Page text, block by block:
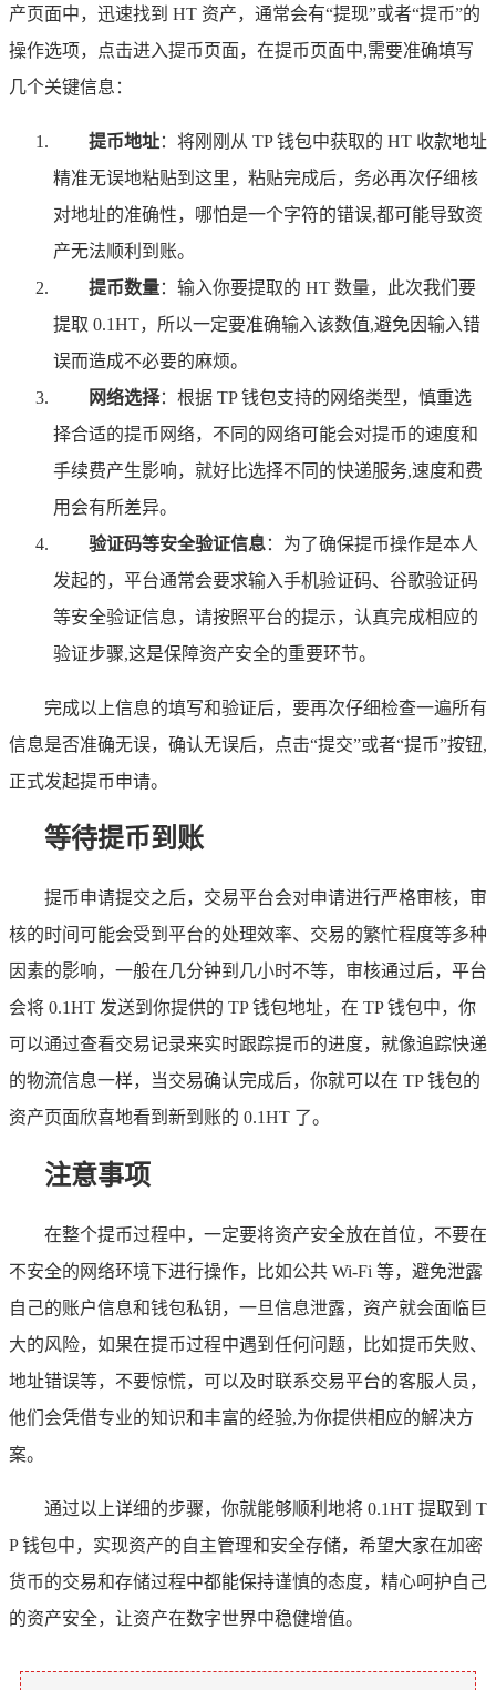
产页面中，迅速找到 HT 资产，通常会有“提现”或者“提币”的
操作选项，点击进入提币页面，在提币页面中,需要准确填写
几个关键信息：
提币地址：将刚刚从 TP 钱包中获取的 HT 收款地址
精准无误地粘贴到这里，粘贴完成后，务必再次仔细核
对地址的准确性，哪怕是一个字符的错误,都可能导致资
产无法顺利到账。
提币数量：输入你要提取的 HT 数量，此次我们要
提取 0.1HT，所以一定要准确输入该数值,避免因输入错
误而造成不必要的麻烦。
网络选择：根据 TP 钱包支持的网络类型，慎重选
择合适的提币网络，不同的网络可能会对提币的速度和
手续费产生影响，就好比选择不同的快递服务,速度和费
用会有所差异。
验证码等安全验证信息：为了确保提币操作是本人
发起的，平台通常会要求输入手机验证码、谷歌验证码
等安全验证信息，请按照平台的提示，认真完成相应的
验证步骤,这是保障资产安全的重要环节。
完成以上信息的填写和验证后，要再次仔细检查一遍所有
信息是否准确无误，确认无误后，点击“提交”或者“提币”按钮,
正式发起提币申请。
等待提币到账
提币申请提交之后，交易平台会对申请进行严格审核，审
核的时间可能会受到平台的处理效率、交易的繁忙程度等多种
因素的影响，一般在几分钟到几小时不等，审核通过后，平台
会将 0.1HT 发送到你提供的 TP 钱包地址，在 TP 钱包中，你
可以通过查看交易记录来实时跟踪提币的进度，就像追踪快递
的物流信息一样，当交易确认完成后，你就可以在 TP 钱包的
资产页面欣喜地看到新到账的 0.1HT 了。
注意事项
在整个提币过程中，一定要将资产安全放在首位，不要在
不安全的网络环境下进行操作，比如公共 Wi-Fi 等，避免泄露
自己的账户信息和钱包私钥，一旦信息泄露，资产就会面临巨
大的风险，如果在提币过程中遇到任何问题，比如提币失败、
地址错误等，不要惊慌，可以及时联系交易平台的客服人员，
他们会凭借专业的知识和丰富的经验,为你提供相应的解决方
案。
通过以上详细的步骤，你就能够顺利地将 0.1HT 提取到 T
P 钱包中，实现资产的自主管理和安全存储，希望大家在加密
货币的交易和存储过程中都能保持谨慎的态度，精心呵护自己
的资产安全，让资产在数字世界中稳健增值。